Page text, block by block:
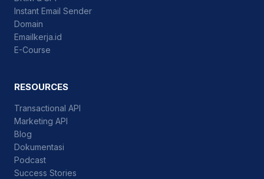
Instant Email Sender
Domain
Emailkerja.id
E-Course
RESOURCES
Transactional API
Marketing API
Blog
Dokumentasi
Podcast
Success Stories